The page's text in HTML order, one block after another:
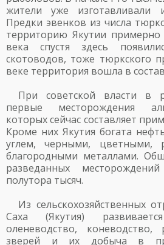
жители уже изготавливали
Предки эвенков из числа
территорию Якутии
века спустя здесь
скотоводов, тоже тюркского
веке территория вошла в
При советской власти в
первые месторождения
которых сейчас составляет
Кроме них Якутия богата
углем, черными, цветными,
благородными металлами.
разведанных
полутора тысяч.
Из сельскохозяйственных
Саха (Якутия)
оленеводство,
зверей и их добыча в